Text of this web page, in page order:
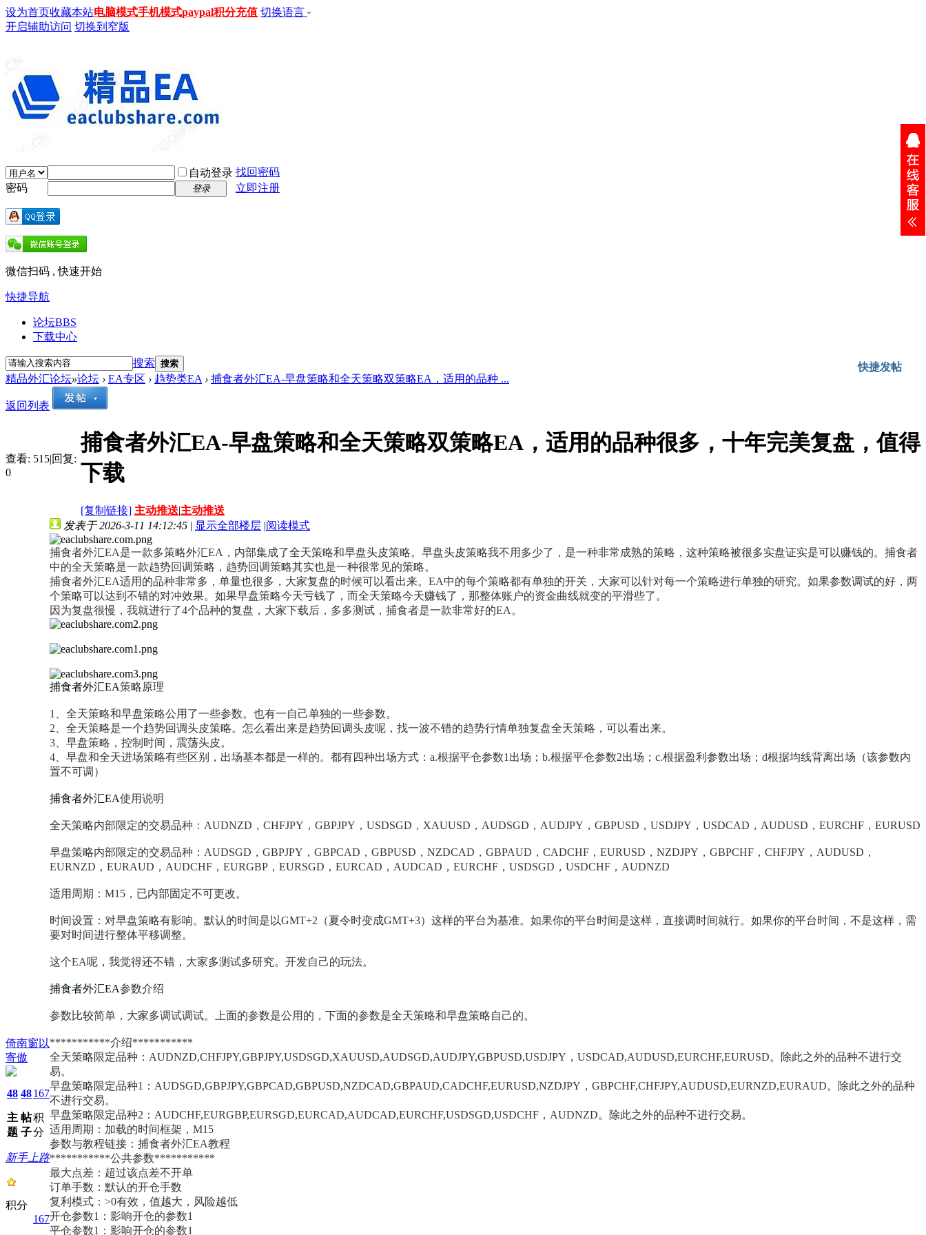
设为首页收藏本站电脑模式手机模式paypal积分充值 切换语言
开启辅助访问 切换到窄版
自动登录 找回密码
密码
登录 立即注册
微信扫码 , 快速开始
快捷导航
论坛BBS
下载中心
快捷发帖
搜索 搜索
精品外汇论坛»论坛 › EA专区 › 趋势类EA › 捕食者外汇EA-早盘策略和全天策略双策略EA，适用的品种 ...
返回列表
查看: 515|回复:
0
捕食者外汇EA-早盘策略和全天策略双策略EA，适用的品种很多，十年完美复盘，值得
下载
[复制链接] 主动推送|主动推送
倚南窗以
寄傲
48
主
题
48
帖
子
167
积
分
新手上路
积分
167
发表于 2026-3-11 14:12:45 | 显示全部楼层 |阅读模式
捕食者外汇EA是一款多策略外汇EA，内部集成了全天策略和早盘头皮策略。早盘头皮策略我不用多少了，是一种非常成熟的策略，这种策略被很多实盘证实是可以赚钱的。捕食者
中的全天策略是一款趋势回调策略，趋势回调策略其实也是一种很常见的策略。
捕食者外汇EA适用的品种非常多，单量也很多，大家复盘的时候可以看出来。EA中的每个策略都有单独的开关，大家可以针对每一个策略进行单独的研究。如果参数调试的好，两
个策略可以达到不错的对冲效果。如果早盘策略今天亏钱了，而全天策略今天赚钱了，那整体账户的资金曲线就变的平滑些了。
因为复盘很慢，我就进行了4个品种的复盘，大家下载后，多多测试，捕食者是一款非常好的EA。
捕食者外汇EA策略原理
1、全天策略和早盘策略公用了一些参数。也有一自己单独的一些参数。
2、全天策略是一个趋势回调头皮策略。怎么看出来是趋势回调头皮呢，找一波不错的趋势行情单独复盘全天策略，可以看出来。
3、早盘策略，控制时间，震荡头皮。
4、早盘和全天进场策略有些区别，出场基本都是一样的。都有四种出场方式：a.根据平仓参数1出场；b.根据平仓参数2出场；c.根据盈利参数出场；d根据均线背离出场（该参数内
置不可调）
捕食者外汇EA使用说明
全天策略内部限定的交易品种：AUDNZD，CHFJPY，GBPJPY，USDSGD，XAUUSD，AUDSGD，AUDJPY，GBPUSD，USDJPY，USDCAD，AUDUSD，EURCHF，EURUSD
早盘策略内部限定的交易品种：AUDSGD，GBPJPY，GBPCAD，GBPUSD，NZDCAD，GBPAUD，CADCHF，EURUSD，NZDJPY，GBPCHF，CHFJPY，AUDUSD，
EURNZD，EURAUD，AUDCHF，EURGBP，EURSGD，EURCAD，AUDCAD，EURCHF，USDSGD，USDCHF，AUDNZD
适用周期：M15，已内部固定不可更改。
时间设置：对早盘策略有影响。默认的时间是以GMT+2（夏令时变成GMT+3）这样的平台为基准。如果你的平台时间是这样，直接调时间就行。如果你的平台时间，不是这样，需
要对时间进行整体平移调整。
这个EA呢，我觉得还不错，大家多测试多研究。开发自己的玩法。
捕食者外汇EA参数介绍
参数比较简单，大家多调试调试。上面的参数是公用的，下面的参数是全天策略和早盘策略自己的。
***********介绍***********
全天策略限定品种： AUDNZD,CHFJPY,GBPJPY,USDSGD,XAUUSD,AUDSGD,AUDJPY,GBPUSD,USDJPY，USDCAD,AUDUSD,EURCHF,EURUSD。除此之外的品种不进行交
易。
早盘策略限定品种1： AUDSGD,GBPJPY,GBPCAD,GBPUSD,NZDCAD,GBPAUD,CADCHF,EURUSD,NZDJPY，GBPCHF,CHFJPY,AUDUSD,EURNZD,EURAUD。除此之外的品种
不进行交易。
早盘策略限定品种2： AUDCHF,EURGBP,EURSGD,EURCAD,AUDCAD,EURCHF,USDSGD,USDCHF，AUDNZD。除此之外的品种不进行交易。
适用周期： 加载的时间框架，M15
参数与教程链接： 捕食者外汇EA教程
***********公共参数***********
最大点差： 超过该点差不开单
订单手数： 默认的开仓手数
复利模式： >0有效，值越大，风险越低
开仓参数1： 影响开仓的参数1
平仓参数1： 影响开仓的参数1